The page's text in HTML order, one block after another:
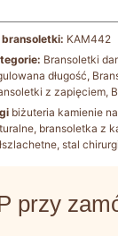
bransoletki: KAM442
Bransoletki
długość,
z zapięciem,
biżuteria kamienie
, bransoletka z
,stal
przy